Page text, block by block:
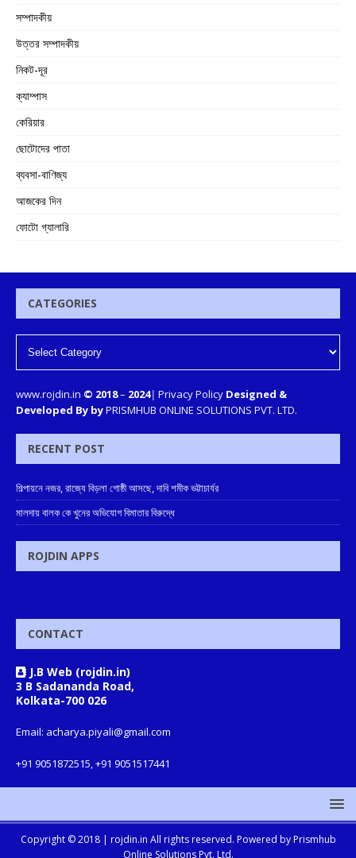
সম্পাদকীয়
উত্তর সম্পাদকীয়
নিকট-দূর
ক্যাম্পাস
কেরিয়ার
ছোটোদের পাতা
ব্যবসা-বাণিজ্য
আজকের দিন
ফোটো গ্যালারি
CATEGORIES
www.rojdin.in © 2018– 2024| Privacy Policy Designed &
Developed By byPRISMHUB ONLINE SOLUTIONS PVT. LTD.
RECENT POST
শিল্পায়নে নজর, রাজ্যে বিড়লা গোষ্ঠী আসছে, দাবি শমীক ভট্টাচার্যর
মালদায় বালক কে খুনের অভিযোগ বিমাতার বিরুদ্ধে
ROJDIN APPS
CONTACT
J.B Web (rojdin.in)
3 B Sadananda Road,
Kolkata-700 026
Email: acharya.piyali@gmail.com
+91 9051872515, +91 9051517441
Copyright © 2018 | rojdin.in All rights reserved. Powered by Prismhub
Online Solutions Pvt. Ltd.